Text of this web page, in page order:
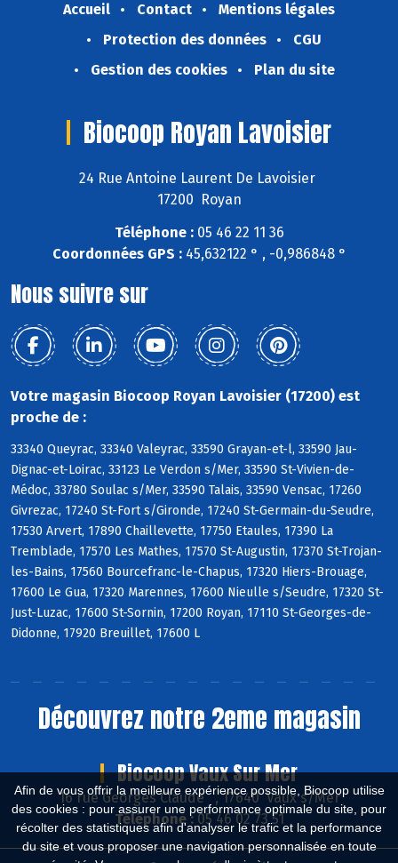
Afin de vous offrir la meilleure expérience possible, Biocoop utilise
des cookies : pour assurer une performance optimale du site, pour
récolter des statistiques afin d'analyser le trafic et la performance
du site et vous proposer une navigation personnalisée en toute
Accueil Contact
Mentions légales
Protection des données
CGU
Gestion des cookies
Plan du site
Biocoop Royan Lavoisier
24 Rue Antoine Laurent De Lavoisier
17200 Royan
Téléphone :05 46 22 11 36
Coordonnées GPS :45,632122 ° , -0,986848 °
Nous suivre sur
Votre magasin Biocoop Royan Lavoisier (17200) est
proche de :
33340 Queyrac, 33340 Valeyrac, 33590 Grayan-et-l, 33590 Jau-
Dignac-et-Loirac, 33123 Le Verdon s/Mer, 33590 St-Vivien-de-
Médoc, 33780 Soulac s/Mer, 33590 Talais, 33590 Vensac, 17260
Givrezac, 17240 St-Fort s/Gironde, 17240 St-Germain-du-Seudre,
17530 Arvert, 17890 Chaillevette, 17750 Etaules, 17390 La
Tremblade, 17570 Les Mathes, 17570 St-Augustin, 17370 St-Trojan-
les-Bains, 17560 Bourcefranc-le-Chapus, 17320 Hiers-Brouage,
17600 Le Gua, 17320 Marennes, 17600 Nieulle s/Seudre, 17320 St-
Just-Luzac, 17600 St-Sornin, 17200 Royan, 17110 St-Georges-de-
Didonne, 17920 Breuillet, 17600 L
Découvrez notre 2eme magasin
Biocoop Vaux Sur Mer
16 rue Georges Claude , 17640 Vaux s/Mer
Téléphone :05 46 02 73 51